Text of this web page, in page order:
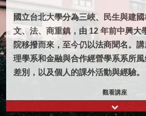
國立台北大學分為三峽、民生與建
文、法、商重鎮，由 12 年前中興大
院移撥而來，至今仍以法商聞名。
理學系和金融與合作經營學系系所
差別，以及個人的課外活動與經驗。
觀看講座